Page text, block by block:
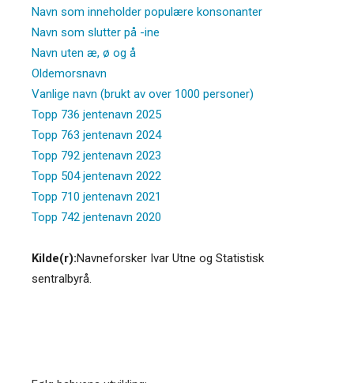
Navn som inneholder populære konsonanter
Navn som slutter på -ine
Navn uten æ, ø og å
Oldemorsnavn
Vanlige navn (brukt av over 1000 personer)
Topp 736 jentenavn 2025
Topp 763 jentenavn 2024
Topp 792 jentenavn 2023
Topp 504 jentenavn 2022
Topp 710 jentenavn 2021
Topp 742 jentenavn 2020
Kilde(r):Navneforsker Ivar Utne og Statistisk
sentralbyrå.